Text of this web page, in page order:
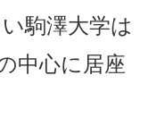
駒澤大学は
中心に居座